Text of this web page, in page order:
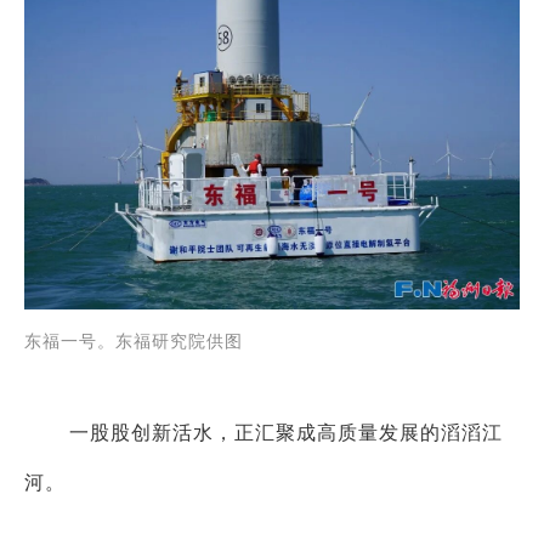
东福一号。东福研究院供图
一股股创新活水，正汇聚成高质量发展的滔滔江
河。